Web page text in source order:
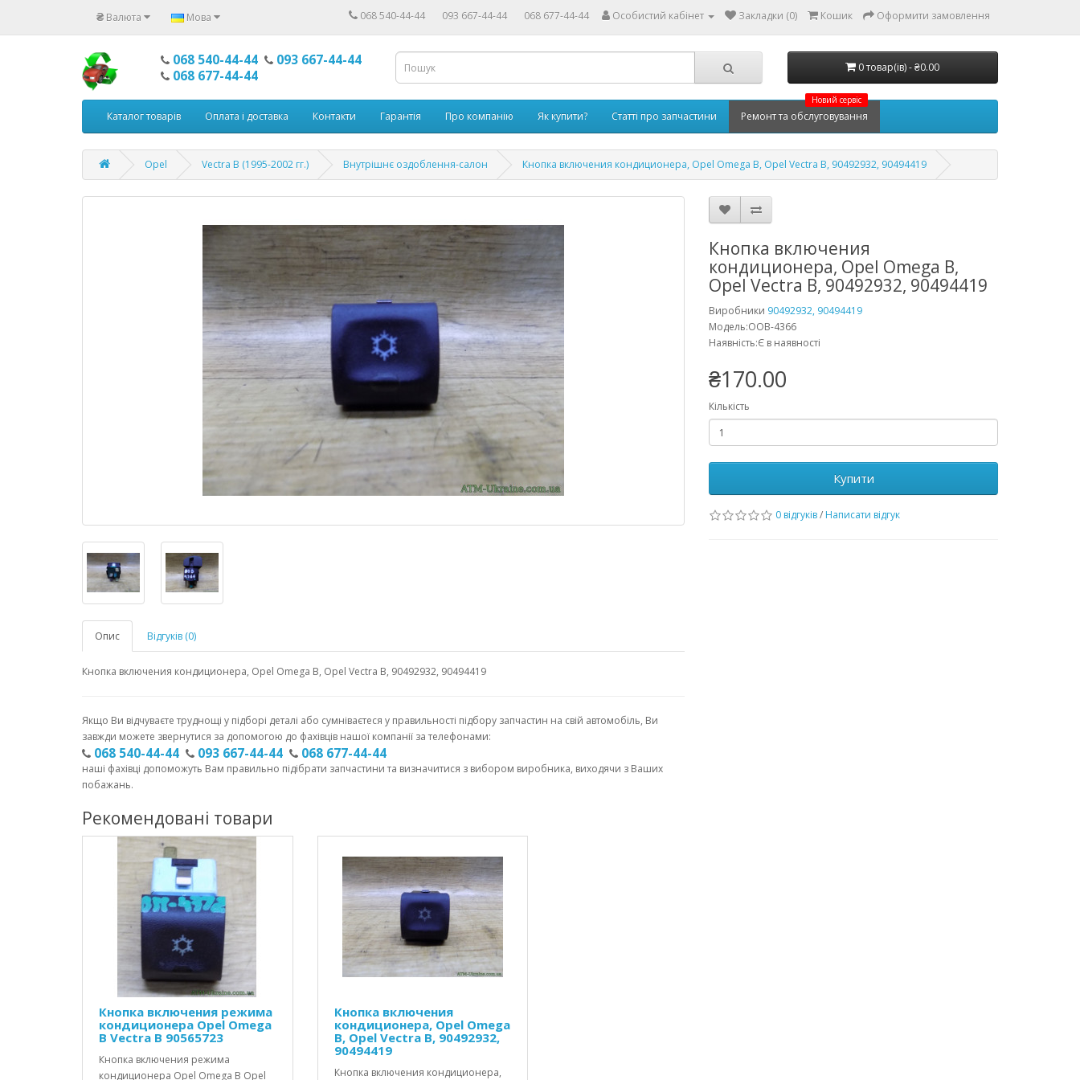
₴ Валюта Мова 068 540-44-44 093 667-44-44 068 677-44-44 Особистий кабінет Закладки (0) Кошик Оформити замовлення
068 540-44-44
093 667-44-44
068 677-44-44
0 товар(ів) - ₴0.00
Каталог товарів Оплата і доставка Контакти Гарантія Про компанію Як купити? Статті про запчастини
Новий сервіс
Ремонт та обслуговування
Opel Vectra B (1995-2002 гг.) Внутрішнє оздоблення-салон Кнопка включения кондиционера, Opel Omega В, Opel Vectra B, 90492932, 90494419
Опис Відгуків (0)
Кнопка включения кондиционера, Opel Omega В, Opel Vectra B, 90492932, 90494419
Якщо Ви відчуваєте труднощі у підборі деталі або сумніваєтеся у правильності підбору запчастин на свій автомобіль, Ви
завжди можете звернутися за допомогою до фахівців нашої компанії за телефонами:
068 540-44-44 093 667-44-44 068 677-44-44
наші фахівці допоможуть Вам правильно підібрати запчастини та визначитися з вибором виробника, виходячи з Ваших
побажань.
Кнопка включения
кондиционера, Opel Omega В,
Opel Vectra B, 90492932, 90494419
Виробники 90492932, 90494419
Модель:OOB-4366
Наявність:Є в наявності
₴170.00
Кількість
Купити
0 відгуків/ Написати відгук
Рекомендовані товари
Кнопка включения режима
кондиционера Opel Omega
В Vectra B 90565723
Кнопка включения режима
кондиционера Opel Omega В Opel
Кнопка включения
кондиционера, Opel Omega
В, Opel Vectra B, 90492932,
90494419
Кнопка включения кондиционера,